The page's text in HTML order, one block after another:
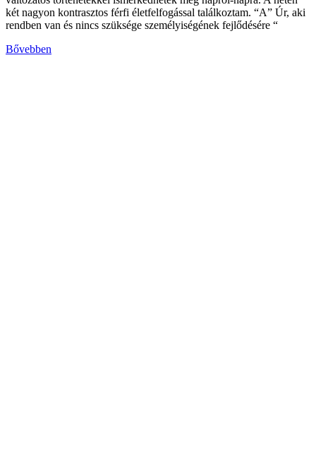
két nagyon kontrasztos férfi életfelfogással találkoztam. “A” Úr, aki
rendben van és nincs szüksége személyiségének fejlődésére “
Bővebben